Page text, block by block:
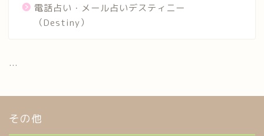
電話占い・メール占いデスティニー
（Destiny）
...
その他